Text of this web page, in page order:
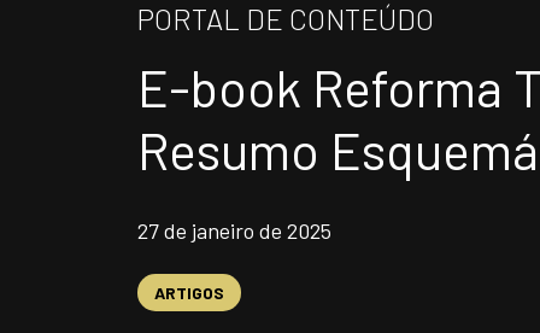
Somos a NWADV
Entregas e Soluções
Prêmios/Reconhecimentos
Siga-nos
PORTAL DE CONTEÚDO
E-book Reforma
Resumo
27 de janeiro de 2025
ARTIGOS